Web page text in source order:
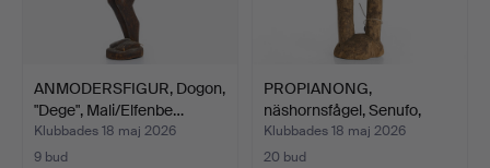
ANMODERSFIGUR, Dogon,
"Dege", Mali/Elfenbe…
Klubbades 18 maj 2026
9 bud
PROPIANONG,
näshornsfågel, Senufo,
Elfenbe…
Klubbades 18 maj 2026
20 bud